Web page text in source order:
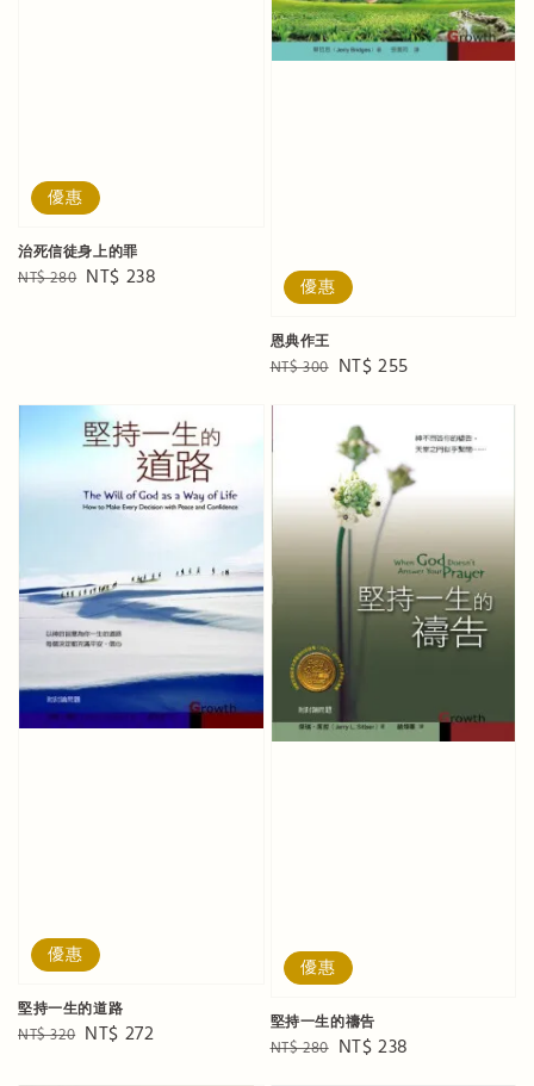
優惠
治死信徒身上的罪
Regular
NT$ 280 Sale
NT$ 238 優惠
恩典作王
Regular
NT$ 300 Sale
NT$ 255
優惠
堅持一生的道路
Regular
NT$ 320 Sale
NT$ 272
優惠
堅持一生的禱告
Regular
NT$ 280 Sale
NT$ 238